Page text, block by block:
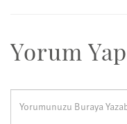
Yorum Yap